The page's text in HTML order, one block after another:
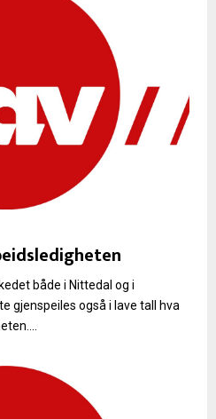
både i Nittedal og i
gjenspeiles også i lave tall hva